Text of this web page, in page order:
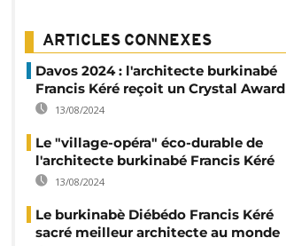
ARTICLES CONNEXES
Davos 2024 : l'architecte burkinabé
Francis Kéré reçoit un Crystal Award
13/08/2024
Le "village-opéra" éco-durable de
l'architecte burkinabé Francis Kéré
13/08/2024
Le burkinabè Diébédo Francis Kéré
sacré meilleur architecte au monde